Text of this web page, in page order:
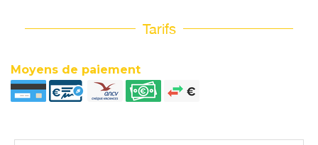
Tarifs
Moyens de paiement